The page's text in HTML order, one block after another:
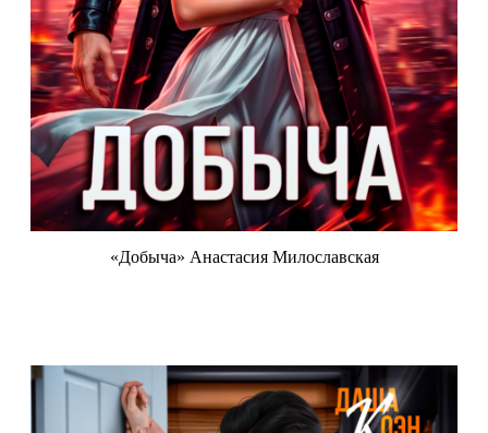
«Добыча» Анастасия Милославская